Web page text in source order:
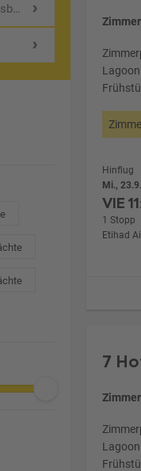
Hinflug
Mi.,
VIE
1 Stopp
Etihad
7